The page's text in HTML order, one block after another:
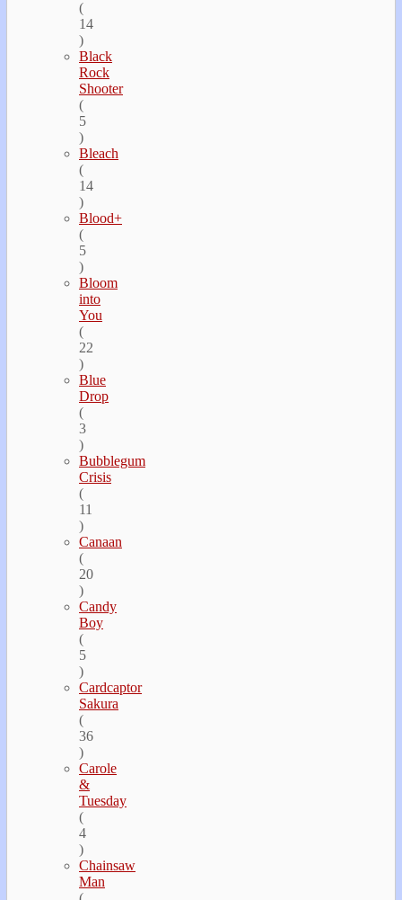
(
14
)
Black
Rock
Shooter
(
5
)
Bleach
(
14
)
Blood+
(
5
)
Bloom
into
You
(
22
)
Blue
Drop
(
3
)
Bubblegum
Crisis
(
11
)
Canaan
(
20
)
Candy
Boy
(
5
)
Cardcaptor
Sakura
(
36
)
Carole
&
Tuesday
(
4
)
Chainsaw
Man